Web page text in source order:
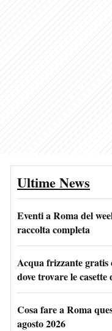
Ultime News
Eventi a Roma del
raccolta completa
Acqua frizzante gratis
dove trovare le casette
Cosa fare a Roma
agosto 2026